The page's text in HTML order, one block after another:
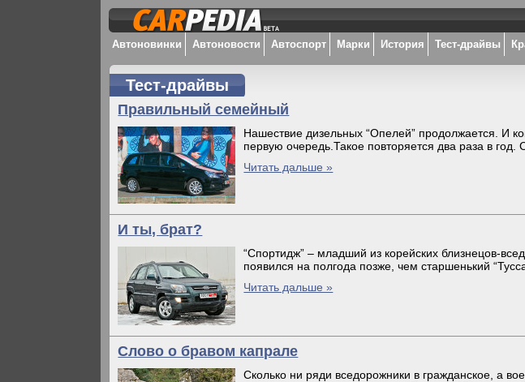
Автоновинки Автоновости Автоспорт Марки История Тест-драйвы
Тест-драйвы
Правильный семейный
Нашествие дизельных “Опелей” продолжается. И
первую очередь.Такое повторяется два раза в год.
Читать дальше »
И ты, брат?
“Спортидж” – младший из корейских близнецов-
появился на полгода позже, чем старшенький
Читать дальше »
Слово о бравом капрале
Сколько ни ряди вседорожники в гражданское, а